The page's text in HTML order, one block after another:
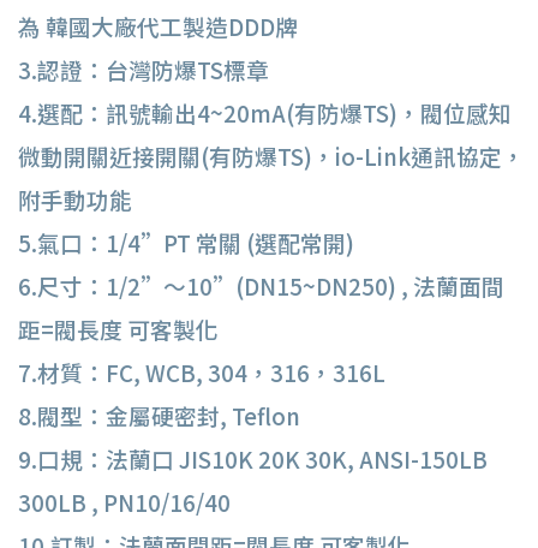
為 韓國大廠代工製造DDD牌
3.認證：台灣防爆TS標章
4.選配：訊號輸出4~20mA(有防爆TS)，閥位感知
微動開關近接開關(有防爆TS)，io-Link通訊協定，
附手動功能
5.氣口：1/4”PT 常關 (選配常開)
6.尺寸：1/2”～10”(DN15~DN250) , 法蘭面間
距=閥長度 可客製化
7.材質：FC, WCB, 304，316，316L
8.閥型：金屬硬密封, Teflon
9.口規：法蘭口 JIS10K 20K 30K, ANSI-150LB
300LB , PN10/16/40